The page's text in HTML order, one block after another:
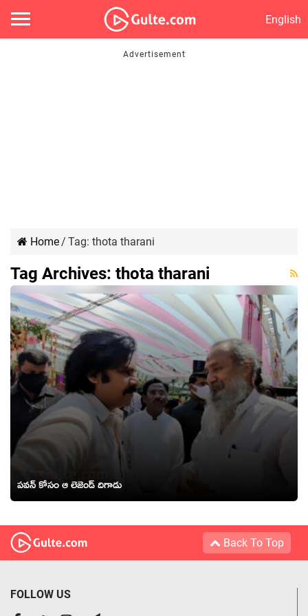
English
Home/ Tag: thota tharani
Tag Archives: thota tharani
పవన్ కోసం ఆ లెజెండ్ దిగాడు
Back To Top
FOLLOW US